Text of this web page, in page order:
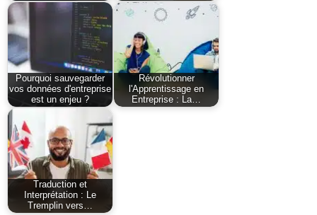
Pourquoi sauvegarder
vos données d'entreprise
est un enjeu ?
Révolutionner
l'Apprentissage en
Entreprise : La…
Traduction et
Interprétation : Le
Tremplin vers…